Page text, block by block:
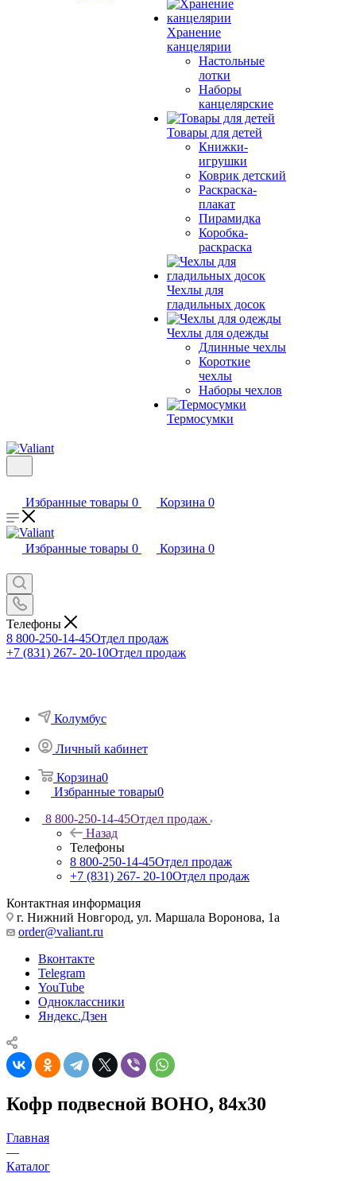
Хранение
канцелярии
Настольные
лотки
Наборы
канцелярские
Товары для детей
Книжки-
игрушки
Коврик детский
Раскраска-
плакат
Пирамидка
Коробка-
раскраска
Чехлы для
гладильных досок
Чехлы для одежды
Длинные чехлы
Короткие
чехлы
Наборы чехлов
Термосумки
Избранные товары 0 Корзина 0
Избранные товары 0 Корзина 0
Телефоны
8 800-250-14-45Отдел продаж
+7 (831) 267- 20-10Отдел продаж
Колумбус
Личный кабинет
Корзина0
Избранные товары0
8 800-250-14-45Отдел продаж
Назад
Телефоны
8 800-250-14-45Отдел продаж
+7 (831) 267- 20-10Отдел продаж
Контактная информация
г. Нижний Новгород, ул. Маршала Воронова, 1а
order@valiant.ru
Вконтакте
Telegram
YouTube
Одноклассники
Яндекс.Дзен
Кофр подвесной BOHO, 84х30
Главная
—
Каталог